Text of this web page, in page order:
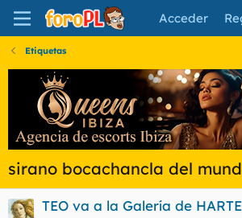
Acceder
Etiquetas
sirano bocachancla del
TEO va a la Galería de HARTE